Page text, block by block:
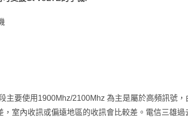
主要使用1900Mhz/2100Mhz 為主是屬於高頻訊號
， 室內收訊或偏遠地區的收訊會比較差 。電信三雄